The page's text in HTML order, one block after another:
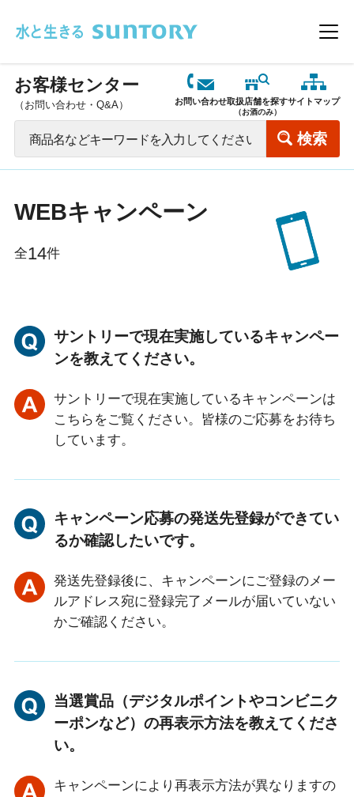
メ
お客様センター
（お問い合わせ・Q&A） お問い合わせ取扱店舗を探す
（お酒のみ）
サイトマップ
WEBキャンペーン
全14件
サントリーで現在実施しているキャンペー
ンを教えてください。
サントリーで現在実施しているキャンペーンは
こちらをご覧ください。皆様のご応募をお待ち
しています。
キャンペーン応募の発送先登録ができてい
るか確認したいです。
発送先登録後に、キャンペーンにご登録のメー
ルアドレス宛に登録完了メールが届いていない
かご確認ください。
当選賞品（デジタルポイントやコンビニク
ーポンなど）の再表示方法を教えてくださ
い。
キャンペーンにより再表示方法が異なりますの